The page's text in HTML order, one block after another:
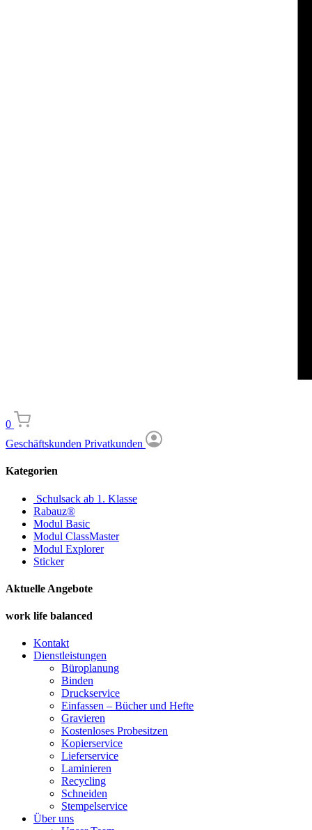
0
Geschäftskunden Privatkunden
Kategorien
Schulsack ab 1. Klasse
Rabauz®
Modul Basic
Modul ClassMaster
Modul Explorer
Sticker
Aktuelle Angebote
work life balanced
Kontakt
Dienstleistungen
Büroplanung
Binden
Druckservice
Einfassen – Bücher und Hefte
Gravieren
Kostenloses Probesitzen
Kopierservice
Lieferservice
Laminieren
Recycling
Schneiden
Stempelservice
Über uns